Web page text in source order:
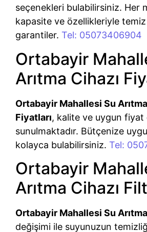
seçenekleri bulabilirsiniz. Her
kapasite ve özellikleriyle
garantiler. Tel: 05073406904
Ortabayir
Arıtma Cihazı
Ortabayir Mahallesi Su
Fiyatları, kalite ve uygun fiyat
sunulmaktadır. Bütçenize
kolayca bulabilirsiniz. Tel:
Ortabayir
Arıtma Cihazı
Ortabayir Mahallesi Su
değişimi ile suyunuzun